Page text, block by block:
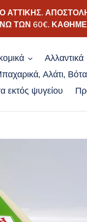
ΤΩΝ 60€.
Αλλαντικά
Αλάτι,
εκτός ψυγείου